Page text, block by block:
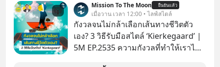
Mission To The Moon ยืนยันแล้ว
เมื่อวาน เวลา 12:00 • ไลฟ์สไตล์
กังวลจนไม่กล้าเลือกเส้นทางชีวิตตัว
เอง? 3 วิธีรับมือสไตล์ ‘Kierkegaard’ |
5M EP.2535 ความกังวลที่ทำให้เราไม่